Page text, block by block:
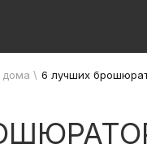
дома \ 6 лучших